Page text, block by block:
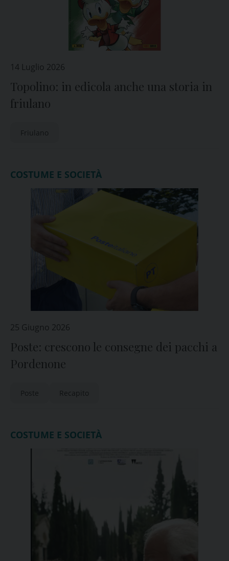
14 Luglio 2026
Topolino: in edicola anche una storia in
friulano
Friulano
COSTUME E SOCIETÀ
25 Giugno 2026
Poste: crescono le consegne dei pacchi a
Pordenone
Poste Recapito
COSTUME E SOCIETÀ